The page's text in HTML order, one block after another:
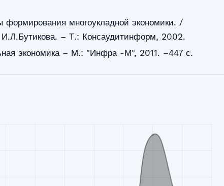
формирования многоукладной экономики. /
– Т.: Консаудитинформ, 2002.
экономика – М.: "Инфра -М", 2011. –447 с.